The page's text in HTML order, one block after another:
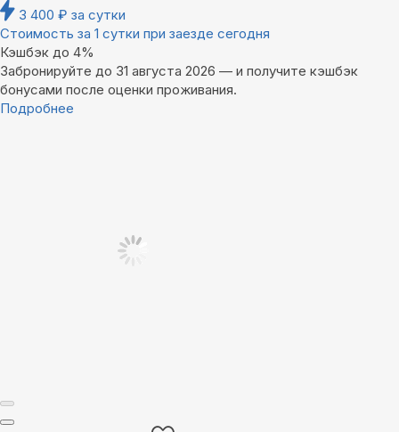
3 400 ₽ за сутки
Стоимость за 1 сутки при заезде сегодня
Кэшбэк до 4%
Забронируйте до 31 августа 2026 — и получите кэшбэк
бонусами после оценки проживания.
Подробнее